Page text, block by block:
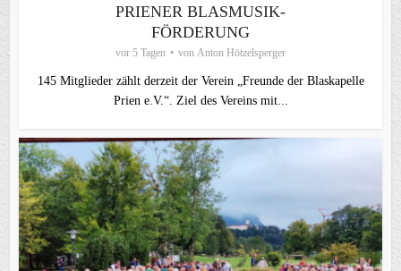
PRIENER BLASMUSIK-
FÖRDERUNG
vor 5 Tagen von Anton Hötzelsperger
145 Mitglieder zählt derzeit der Verein „Freunde der Blaskapelle
Prien e.V.“. Ziel des Vereins mit...